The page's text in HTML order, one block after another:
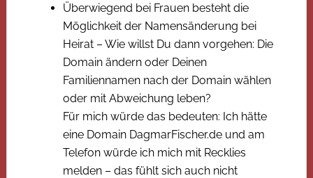
Überwiegend bei Frauen besteht die
Möglichkeit der Namensänderung bei
Heirat – Wie willst Du dann vorgehen: Die
Domain ändern oder Deinen
Familiennamen nach der Domain wählen
oder mit Abweichung leben?
Für mich würde das bedeuten: Ich hätte
eine Domain DagmarFischer.de und am
Telefon würde ich mich mit Recklies
melden – das fühlt sich auch nicht